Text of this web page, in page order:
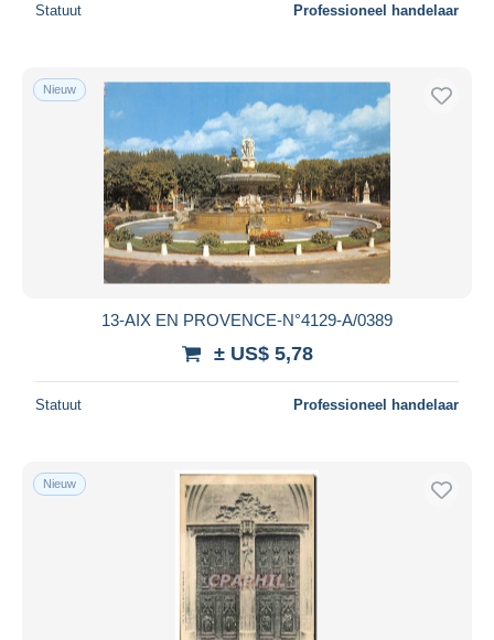
Statuut Professioneel handelaar
Nieuw
13-AIX EN PROVENCE-N°4129-A/0389
± US$ 5,78
Statuut Professioneel handelaar
Nieuw